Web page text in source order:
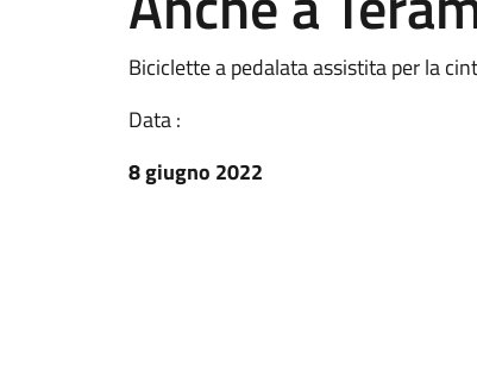
Biciclette a pedalata assistita per la
Data :
8 giugno 2022